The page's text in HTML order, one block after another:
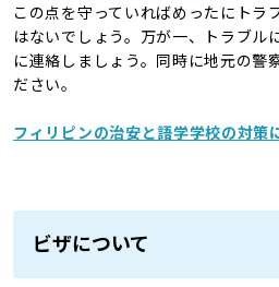
この点を守っていればめったにトラ
はないでしょう。万が一、トラブル
に連絡しましょう。同時に地元の警
ださい。
フィリピンの治安と語学学校の対策
ビザについて